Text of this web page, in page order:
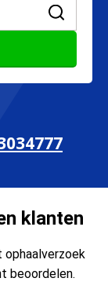
klanten
ophaalverzoek
beoordelen.